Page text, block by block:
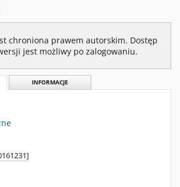
chroniona prawem autorskim. Dostęp
jest możliwy po zalogowaniu.
INFORMACJE